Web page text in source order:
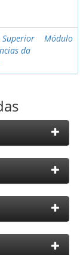
Superior
da
Módulo